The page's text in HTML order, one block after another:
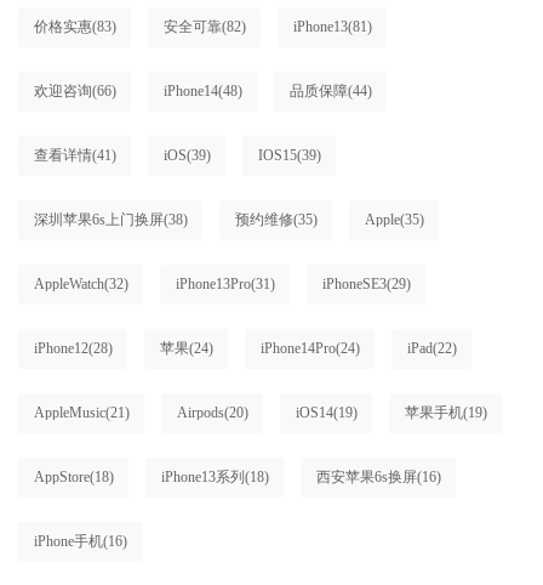
价格实惠(83) 安全可靠(82) iPhone13(81)
欢迎咨询(66) iPhone14(48) 品质保障(44)
查看详情(41) iOS(39) IOS15(39)
深圳苹果6s上门换屏(38) 预约维修(35) Apple(35)
AppleWatch(32) iPhone13Pro(31) iPhoneSE3(29)
iPhone12(28) 苹果(24) iPhone14Pro(24) iPad(22)
AppleMusic(21) Airpods(20) iOS14(19) 苹果手机(19)
AppStore(18) iPhone13系列 (18) 西安苹果6s换屏(16)
iPhone手机(16)